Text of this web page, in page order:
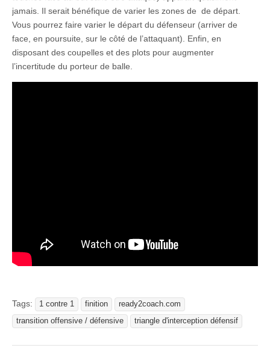
jamais. Il serait bénéfique de varier les zones de de départ.
Vous pourrez faire varier le départ du défenseur (arriver de
face, en poursuite, sur le côté de l’attaquant). Enfin, en
disposant des coupelles et des plots pour augmenter
l’incertitude du porteur de balle.
Tags: 1 contre 1 finition
ready2coach.com
transition offensive / défensive
triangle d'interception défensif